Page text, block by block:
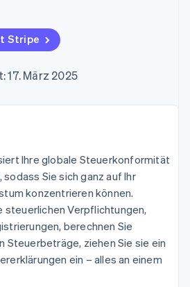
Reisen und
und
Sektor
auf
ausgeben: So
mit Agenten
Integrationen
Beispiele
Blog
Sessions
Press
werden
Stripe
März 2025
Ihre globale Steuerkonformität
sodass Sie sich ganz auf Ihr
konzentrieren können.
steuerlichen Verpflichtungen,
berechnen Sie
Steuerbeträge, ziehen Sie sie ein
ein – alles an einem